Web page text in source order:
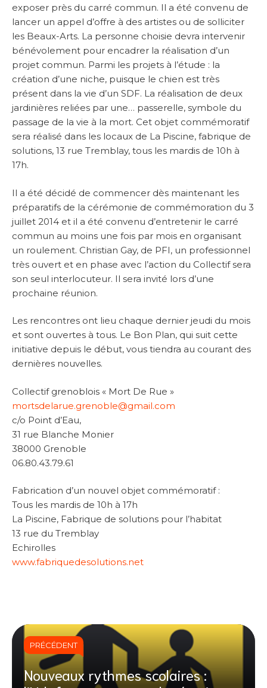
exposer près du carré commun. Il a été convenu de
lancer un appel d’offre à des artistes ou de solliciter
les Beaux-Arts. La personne choisie devra intervenir
bénévolement pour encadrer la réalisation d’un
projet commun. Parmi les projets à l’étude : la
création d’une niche, puisque le chien est très
présent dans la vie d’un SDF. La réalisation de deux
jardinières reliées par une… passerelle, symbole du
passage de la vie à la mort. Cet objet commémoratif
sera réalisé dans les locaux de La Piscine, fabrique de
solutions, 13 rue Tremblay, tous les mardis de 10h à
17h.
Il a été décidé de commencer dès maintenant les
préparatifs de la cérémonie de commémoration du 3
juillet 2014 et il a été convenu d’entretenir le carré
commun au moins une fois par mois en organisant
un roulement. Christian Gay, de PFI, un professionnel
très ouvert et en phase avec l’action du Collectif sera
son seul interlocuteur. Il sera invité lors d’une
prochaine réunion.
Les rencontres ont lieu chaque dernier jeudi du mois
et sont ouvertes à tous. Le Bon Plan, qui suit cette
initiative depuis le début, vous tiendra au courant des
dernières nouvelles.
Collectif grenoblois « Mort De Rue »
mortsdelarue.grenoble@gmail.com
c/o Point d’Eau,
31 rue Blanche Monier
38000 Grenoble
06.80.43.79.61
Fabrication d’un nouvel objet commémoratif :
Tous les mardis de 10h à 17h
La Piscine, Fabrique de solutions pour l’habitat
13 rue du Tremblay
Echirolles
www.fabriquedesolutions.net
PRÉCÉDENT
Nouveaux rythmes scolaires :